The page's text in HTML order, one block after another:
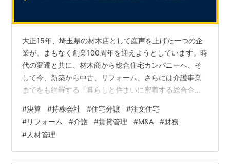
大正15年、埼玉県の材木店として産声を上げた一つの企
業が、まもなく創業100周年を迎えようとしています。時
代の変遷と共に、材木商から総合住宅カンパニーへ、そ
して今、新築から中古、リフォーム、さらには介護事業
までをも網羅する「暮らしと住まいに密着する総合企
て事業領域を拡大し、「オールライフサポートカンパニ
ー」という壮大なビジョンを掲げる、その司令塔の姿に
迫ります。 今回は、北関東を地盤とする横尾材木店グル
ープの持株会社、「株式会社ワイグッドホールディング
#決算 #持株会社 #住宅分譲 #注文住宅
#リフォーム #介護 #賃貸管理 #M&A #財務
#人材管理